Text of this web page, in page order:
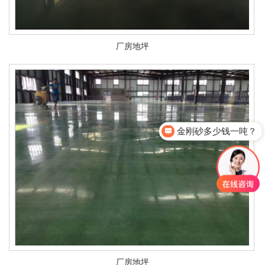
厂房地坪
厂房地坪
金刚砂多少钱一吨？